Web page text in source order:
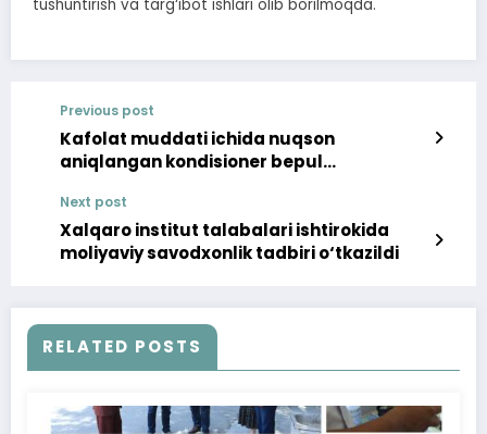
tushuntirish va targ‘ibot ishlari olib borilmoqda.
Previous post
Kafolat muddati ichida nuqson
aniqlangan kondisioner bepul
Next post
Xalqaro institut talabalari ishtirokida
moliyaviy savodxonlik tadbiri o‘tkazildi
RELATED POSTS